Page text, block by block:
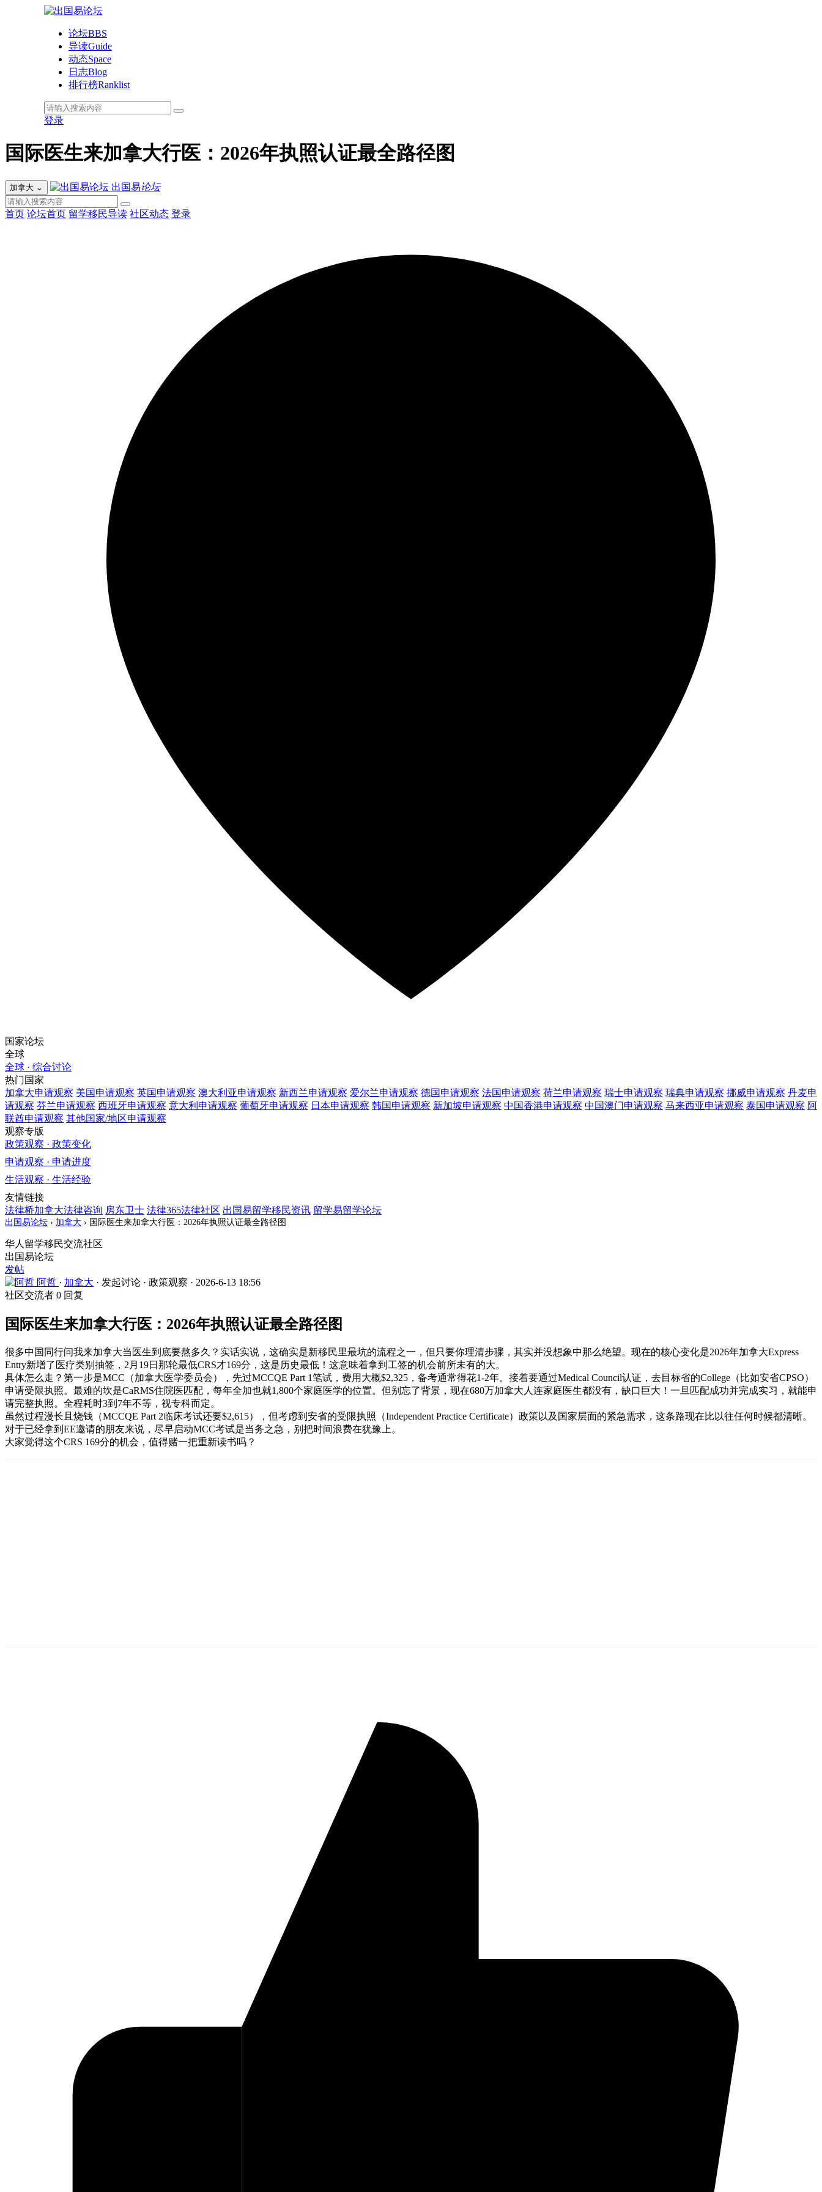
论坛BBS
导读Guide
动态Space
日志Blog
排行榜Ranklist
登录
国际医生来加拿大行医：2026年执照认证最全路径图
加拿大 ⌄ 出国易论坛
首页 论坛首页 留学移民导读 社区动态 登录
国家论坛
全球
全球 · 综合讨论
热门国家
加拿大申请观察 美国申请观察 英国申请观察 澳大利亚申请观察 新西兰申请观察 爱尔兰申请观察 德国申请观察 法国申请观察 荷兰申请观察 瑞士申请观察 瑞典申请观察 挪威申请观察 丹麦申
请观察 芬兰申请观察 西班牙申请观察 意大利 申请观察 葡萄牙申请观察 日本申请观察 韩国申请观察 新加坡申请观察 中国香港申请观察 中国澳门申请观察 马来西亚申请观察 泰国申请观察 阿
联酋申请观察 其他国家/地区申请观察
观察专版
政策观察 · 政策变化
申请观察 · 申请进度
生活观察 · 生活经验
友情链接
法律桥加拿大法律咨询 房东卫士 法律365法律社区 出国易留学移民资讯 留学易留学论坛
出国易论坛 › 加拿大 › 国际医生来加拿大行医：2026年执照认证最全路径图
华人留学移民交流社区
出国易论坛
发帖
阿哲 · 加拿大 · 发起讨论 · 政策观察 · 2026-6-13 18:56
社区交流者 0 回复
国际医生来加拿大行医：2026年执照认证最全路径图
很多中国同行问我来加拿大当医生到底要熬多久？实话实说，这确实是新移民里最坑的流程之一，但只要你理清步骤，其实并没想象中那么绝望。现在的核心变化是2026年加拿大Express
Entry新增了医疗类别抽签，2月19日那轮最低CRS才169分，这是历史最低！这意味着拿到工签的机会前所未有的大。
具体怎么走？第一步是MCC（加拿大医学委员会），先过MCCQE Part 1笔试，费用大概$2,325，备考通常得花1-2年。接着要通过Medical Council认证，去目标省的College（比如安省CPSO）
申请受限执照。最难的坎是CaRMS住院医匹配，每年全加也就1,800个家庭医学的位置。但别忘了背景，现在680万加拿大人连家庭医生都没有，缺口巨大！一旦匹配成功并完成实习，就能申
请完整执照。全程耗时3到7年不等，视专科而定。
虽然过程漫长且烧钱（MCCQE Part 2临床考试还要$2,615），但考虑到安省的受限执照（Independent Practice Certificate）政策以及国家层面的紧急需求，这条路现在比以往任何时候都清晰。
对于已经拿到EE邀请的朋友来说，尽早启动MCC考试是当务之急，别把时间浪费在犹豫上。
大家觉得这个CRS 169分的机会，值得赌一把重新读书吗？